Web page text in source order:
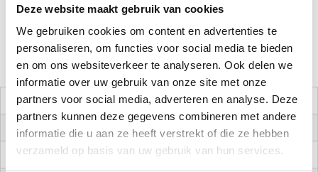
Deze website maakt gebruik van cookies
We gebruiken cookies om content en advertenties te
personaliseren, om functies voor social media te bieden
en om ons websiteverkeer te analyseren. Ook delen we
informatie over uw gebruik van onze site met onze
partners voor social media, adverteren en analyse. Deze
partners kunnen deze gegevens combineren met andere
informatie die u aan ze heeft verstrekt of die ze hebben
verzameld op basis van uw gebruik van hun services.
Raglan mouwen
Stevige Manchetten en Zoom
Comfortabel door geruwde binnenkant
Hoge Pillingraad – Kleurvast – Maatvast
Voor wie Heren
Kleur Zwart
Materiaal 70% Katoen, 30% Polyester